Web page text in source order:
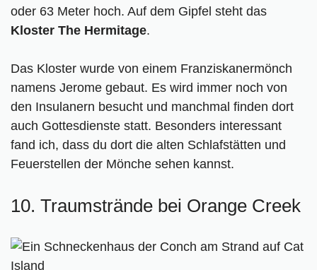
oder 63 Meter hoch. Auf dem Gipfel steht das
Kloster The Hermitage.
Das Kloster wurde von einem Franziskanermönch
namens Jerome gebaut. Es wird immer noch von
den Insulanern besucht und manchmal finden dort
auch Gottesdienste statt. Besonders interessant
fand ich, dass du dort die alten Schlafstätten und
Feuerstellen der Mönche sehen kannst.
10. Traumstrände bei Orange Creek